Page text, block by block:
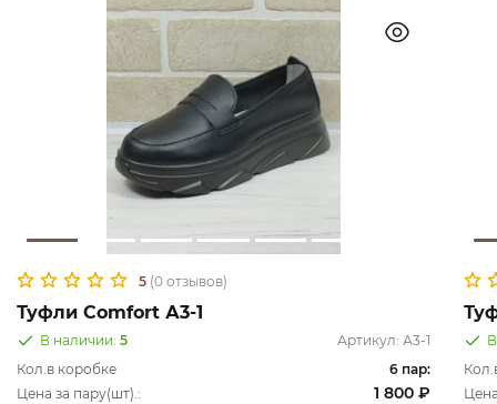
5 (0 отзывов)
Туфли Comfort А3-1
В наличии: 5 Артикул: А3-1
Кол.в коробке
6 пар:
Цена за пару(шт).:
1 800 ₽